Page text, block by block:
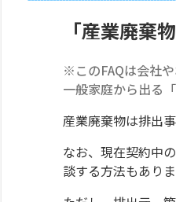
「産業廃棄
※このFAQは会社
一般家庭から出る
産業廃棄物は排出
なお、現在契約中の
談する方法もありま